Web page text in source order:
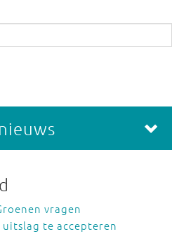
vragen
te accepteren